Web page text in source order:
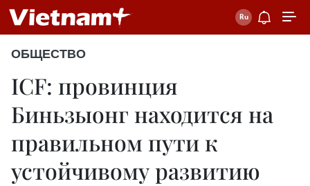
ОБЩЕСТВО
ICF: провинция
Биньзыонг находится на
правильном пути к
устойчивому развитию